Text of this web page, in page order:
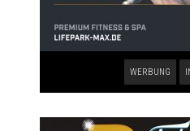
WERBUNG